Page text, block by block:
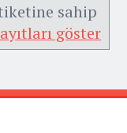
sahip
göster